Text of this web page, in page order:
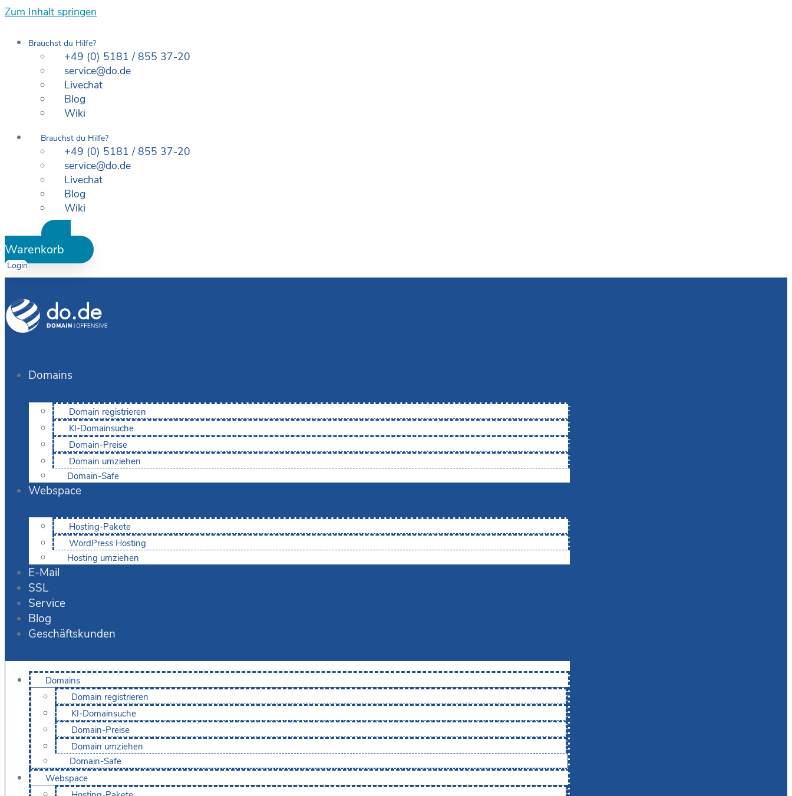
Zum Inhalt springen
Brauchst du Hilfe?
+49 (0) 5181 / 855 37-20
service@do.de
Livechat
Blog
Wiki
Brauchst du Hilfe?
+49 (0) 5181 / 855 37-20
service@do.de
Livechat
Blog
Wiki
Warenkorb
Login
Domains
Domain registrieren
KI-Domainsuche
Domain-Preise
Domain umziehen
Domain-Safe
Webspace
Hosting-Pakete
WordPress Hosting
Hosting umziehen
E-Mail
SSL
Service
Blog
Geschäftskunden
Domains
Domain registrieren
KI-Domainsuche
Domain-Preise
Domain umziehen
Domain-Safe
Webspace